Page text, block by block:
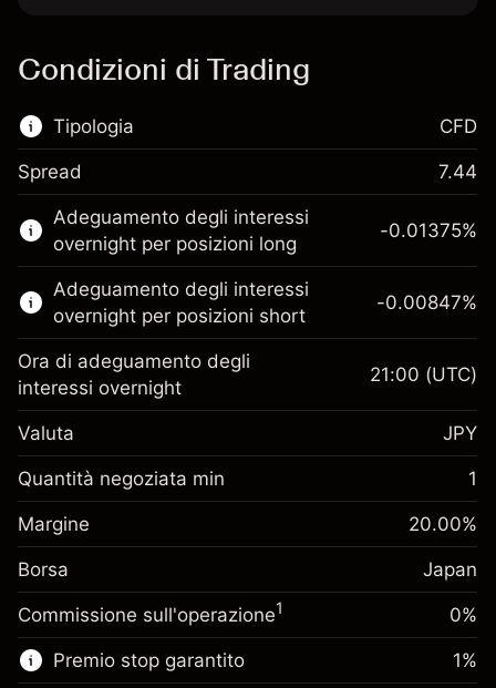
Condizioni di Trading
Tipologia
Questo mercato finanziario è disponibile per il
trading di CFD.
Scopri di più su:
CFD
CFD
Spread 7.44
Adeguamento degli interessi
overnight per posizioni long
investimento
Adeguamento
finanziamento overnight
Oneri per l'intero valore della
-0.013752
%
(-¥1)
Dimensione dell'operazione a leva ~
Denaro da leva ~
-0.01375%
Adeguamento degli interessi
overnight per posizioni short
Margine. Il tuo
investimento
¥1,000
finanziamento overnight
Oneri per l'intero valore della
posizione
-0.00847
%
Dimensione dell'operazione a leva ~
-0.00847%
Ora di adeguamento degli
interessi overnight
21:00 (UTC)
Valuta JPY
Quantità negoziata min 1
Margine 20.00%
Borsa Japan
Commissione sull'operazione1 0%
Premio stop garantito 1%